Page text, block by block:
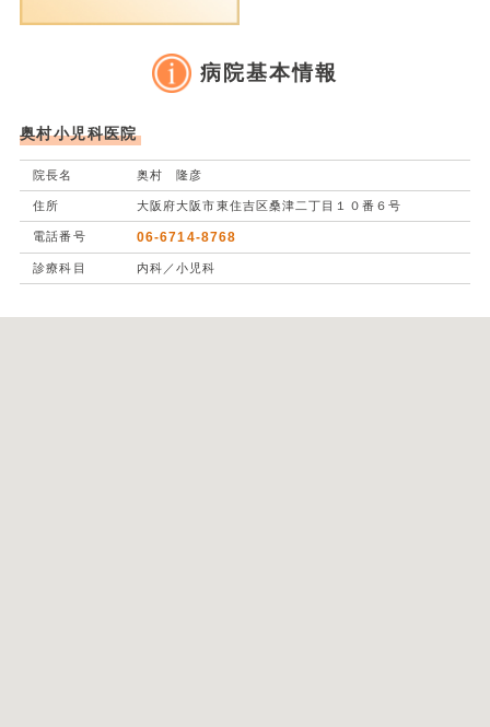
病院基本情報
奥村小児科医院
院長名 奥村 隆彦
住所 大阪府大阪市東住吉区桑津二丁目１０番６号
電話番号 06-6714-8768
診療科目 内科／小児科